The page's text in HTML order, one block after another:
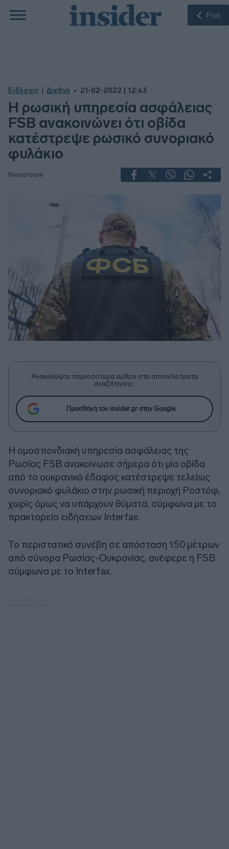
Ροή
Ειδήσεις Διεθνή 21-02-2022 | 12:43
Η ρωσική υπηρεσία ασφάλειας
FSB ανακοινώνει ότι οβίδα
κατέστρεψε ρωσικό συνοριακό
φυλάκιο
Newsroom
Ανακαλύψτε περισσότερα άρθρα στα αποτελέσματα
αναζήτησης.
Προσθήκη του insider.gr στην Google
Η ομοσπονδιακή υπηρεσία ασφάλειας της
Ρωσίας FSB ανακοίνωσε σήμερα ότι μία οβίδα
από το ουκρανικό έδαφος κατέστρεψε τελείως
συνοριακό φυλάκιο στην ρωσική περιοχή Ροστόφ,
χωρίς όμως να υπάρχουν θύματα, σύμφωνα με το
πρακτορείο ειδήσεων Interfax.
Το περιστατικό συνέβη σε απόσταση 150 μέτρων
από σύνορα Ρωσίας-Ουκρανίας, ανέφερε η FSB
σύμφωνα με το Interfax.